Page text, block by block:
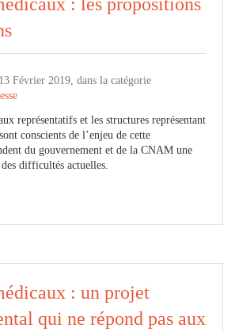
Février 2019, dans la catégorie
représentatifs et les structures représentant
conscients de l’enjeu de cette
du gouvernement et de la CNAM une
difficultés actuelles.
: un projet
qui ne répond pas aux